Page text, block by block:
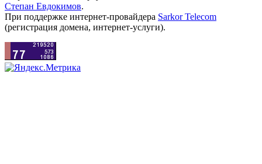
Степан Евдокимов.
При поддержке интернет-провайдера Sarkor Telecom
(регистрация домена, интернет-услуги).